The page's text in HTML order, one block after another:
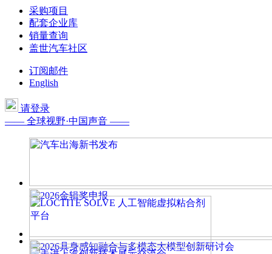
采购项目
配套企业库
销量查询
盖世汽车社区
订阅邮件
English
请登录
—— 全球视野·中国声音 ——